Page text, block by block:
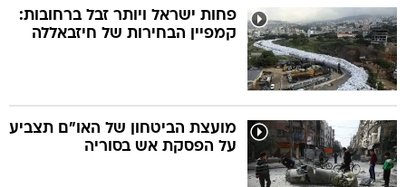
פחות ישראל ויותר זבל ברחובות:
קמפיין הבחירות של חיזבאללה
מועצת הביטחון של האו"ם תצביע
על הפסקת אש בסוריה